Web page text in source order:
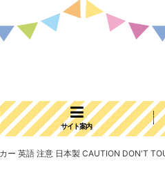
サイト案内
英語 注意 日本製 CAUTION DON'T